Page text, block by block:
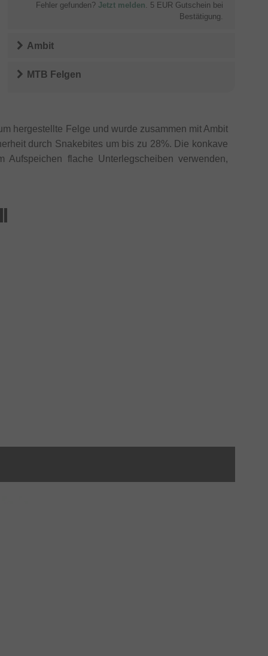
Fehler gefunden? Jetzt melden. 5 EUR Gutschein bei
Bestätigung.
Ambit
MTB Felgen
hergestellte Felge und wurde zusammen mit Ambit
durch Snakebites um bis zu 28%. Die konkave
flache Unterlegscheiben verwenden,